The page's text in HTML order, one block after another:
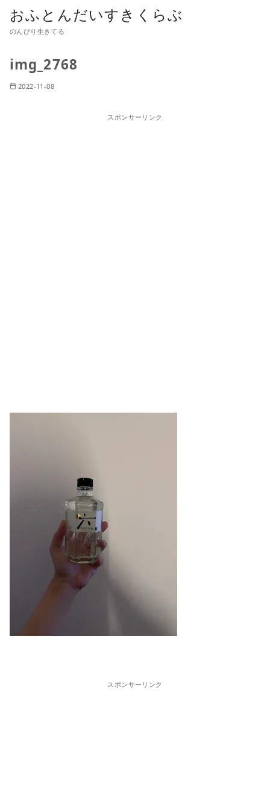
おふとんだいすきくらぶ
のんびり生きてる
img_2768
2022-11-08
スポンサーリンク
スポンサーリンク